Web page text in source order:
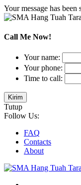
Your message has
Call Me Now!
Your name:
Your phone:
Time to call:
Tutup
Follow Us:
FAQ
Contacts
About